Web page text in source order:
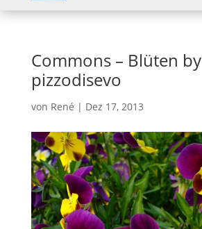
Commons – Blüten by
pizzodisevo
von René | Dez 17, 2013